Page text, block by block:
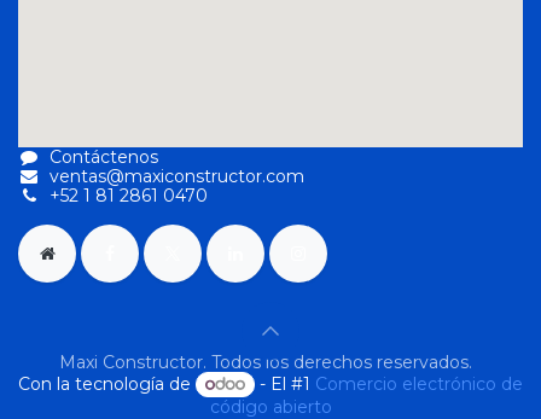
Contáctenos
ventas@maxiconstructor.com
+52 1 81 2861 0470
Maxi Constructor. Todos los derechos reservados.
Con la tecnología de
- El #1 Comercio electrónico de
código abierto